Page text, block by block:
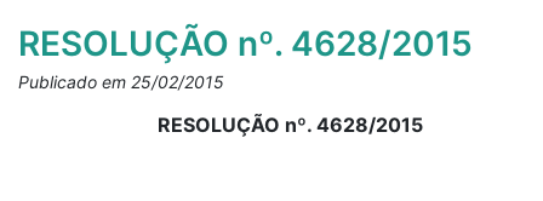
RESOLUÇÃO nº. 4628/2015
Publicado em 25/02/2015
RESOLUÇÃO nº. 4628/2015